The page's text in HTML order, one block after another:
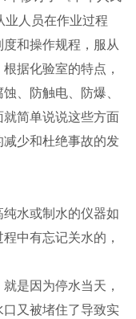
业人员在作业过程
和操作规程，服从
据化验室的特点，
、防触电、防爆、
简单说说这些方面
少和杜绝事故的发
水或制水的仪器如
中有忘记关水的，
是因为停水当天，
又被堵住了导致实